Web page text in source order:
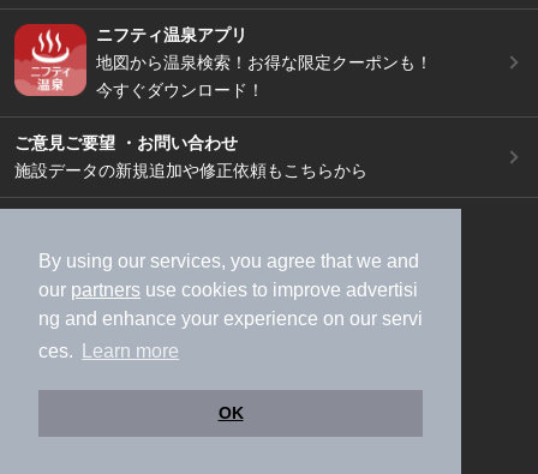
By using our services, you agree that we and
our partners use cookies to improve advertisi
ng and enhance your experience on our servi
ces.
Learn more
OK
ニフティ温泉アプリ
地図から温泉検索！お得な限定クーポンも！
今すぐダウンロード！
ご意見ご要望 ・お問い合わせ
施設データの新規追加や修正依頼もこちらから
加盟店募集（資料請求）
広告出稿のご案内
利用規約
ライフスタイルMEMBERS+規約
特定商取引法に基づく表記
ヘルプ
採用情報
運営会社